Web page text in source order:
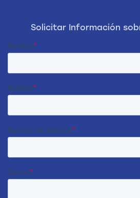
Solicitar Información